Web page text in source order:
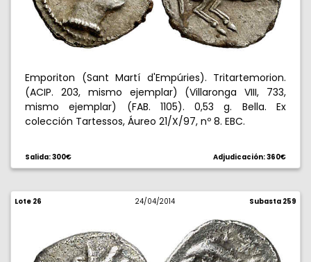
Emporiton (Sant Martí d'Empúries). Tritartemorion.
(ACIP. 203, mismo ejemplar) (Villaronga VIII, 733,
mismo ejemplar) (FAB. 1105). 0,53 g. Bella. Ex
colección Tartessos, Áureo 21/X/97, nº 8. EBC.
Salida: 300€ Adjudicación: 360€
Lote 26 24/04/2014 Subasta 259